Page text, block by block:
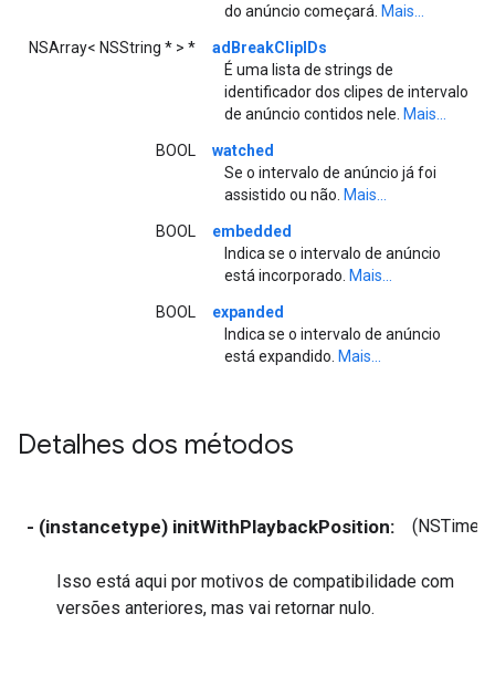
do anúncio começará. Mais...
NSArray< NSString * > *
adBreakClipIDs
É uma lista de strings de
identificador dos clipes de intervalo
de anúncio contidos nele. Mais...
BOOL
watched
Se o intervalo de anúncio já foi
assistido ou não. Mais...
BOOL
embedded
Indica se o intervalo de anúncio
está incorporado. Mais...
BOOL
expanded
Indica se o intervalo de anúncio
está expandido. Mais...
Detalhes dos métodos
- (instancetype) initWithPlaybackPosition:
Isso está aqui por motivos de compatibilidade com
versões anteriores, mas vai retornar nulo.